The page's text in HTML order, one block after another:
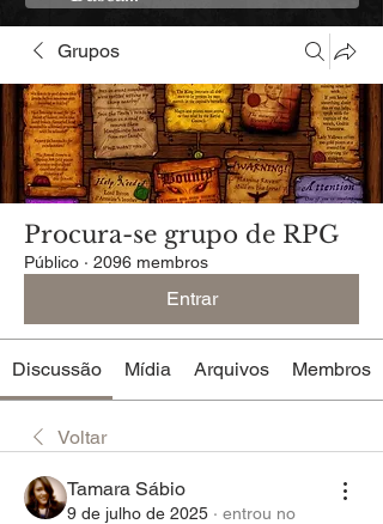
Grupos
Procura-se grupo de RPG
Público · 2096 membros
Entrar
Discussão Mídia Arquivos Membros
Voltar
Tamara Sábio
9 de julho de 2025 · entrou no